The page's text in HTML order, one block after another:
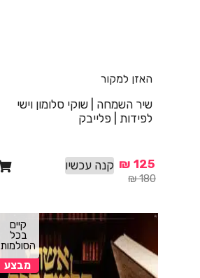
האזן למקור
שיר השמחה | שוקי סלומון וישי
לפידות | פלייבק
₪180
₪ 125 קנה עכשיו
קיים
בכל
הסולמות
מבצע